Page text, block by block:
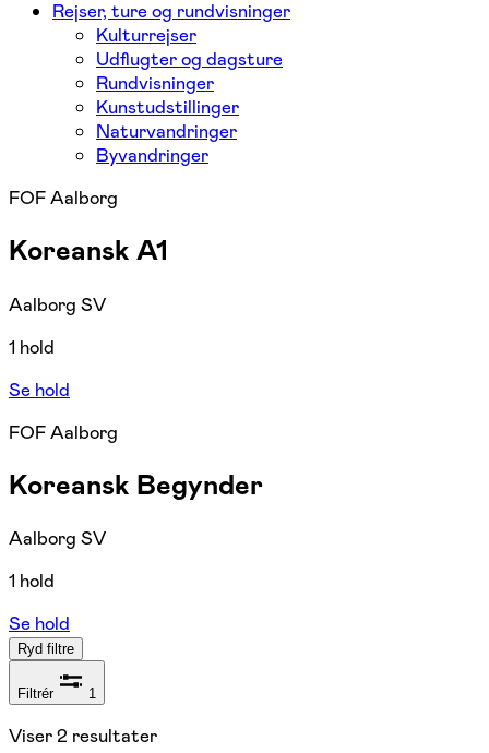
Rejser, ture og rundvisninger
Kulturrejser
Udflugter og dagsture
Rundvisninger
Kunstudstillinger
Naturvandringer
Byvandringer
FOF Aalborg
Koreansk A1
Aalborg SV
1 hold
Se hold
FOF Aalborg
Koreansk Begynder
Aalborg SV
1 hold
Se hold
Ryd filtre
Filtrér 1
Viser2 resultater